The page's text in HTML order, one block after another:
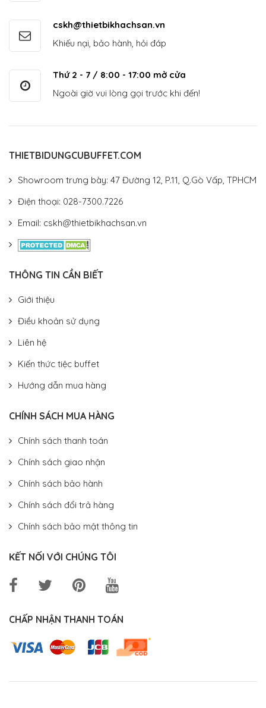
cskh@thietbikhachsan.vn
Khiếu nại, bảo hành, hỏi đáp
Thứ 2 - 7 / 8:00 - 17:00 mở cửa
Ngoài giờ vui lòng gọi trước khi đến!
THIETBIDUNGCUBUFFET.COM
Showroom trưng bày: 47 Đường 12, P.11, Q.Gò Vấp, TPHCM
Điện thoại: 028-7300.7226
Email: cskh@thietbikhachsan.vn
THÔNG TIN CẦN BIẾT
Giới thiệu
Điều khoản sử dụng
Liên hệ
Kiến thức tiệc buffet
Hướng dẫn mua hàng
CHÍNH SÁCH MUA HÀNG
Chính sách thanh toán
Chính sách giao nhận
Chính sách bảo hành
Chính sách đổi trả hàng
Chính sách bảo mật thông tin
KẾT NỐI VỚI CHÚNG TÔI
CHẤP NHẬN THANH TOÁN